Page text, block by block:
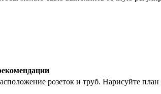
розеток и труб. Нарисуйте